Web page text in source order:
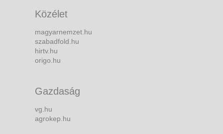
Közélet
magyarnemzet.hu
szabadfold.hu
hirtv.hu
origo.hu
Gazdaság
vg.hu
agrokep.hu